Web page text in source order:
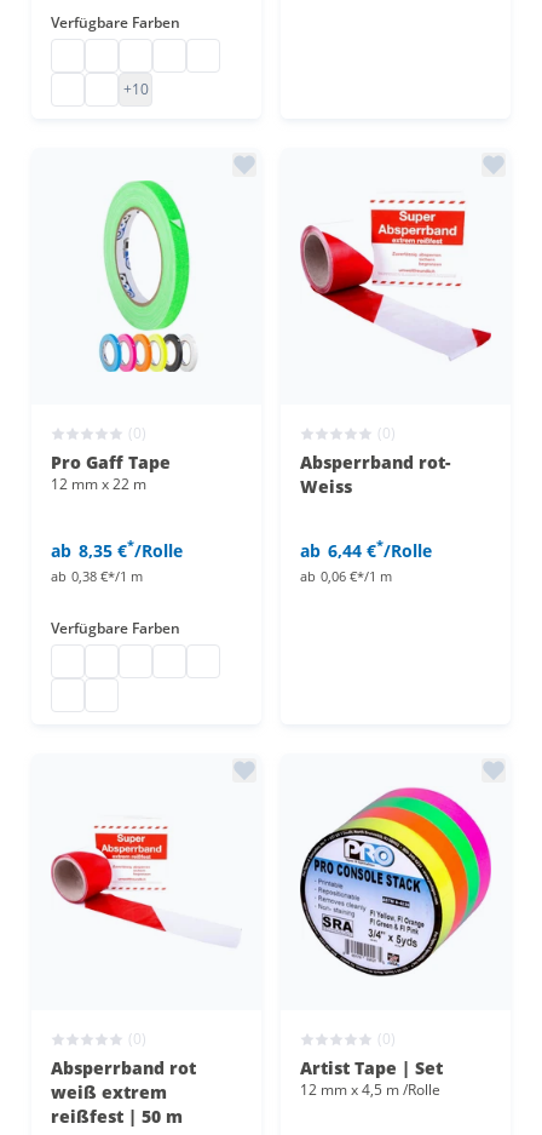
Verfügbare Farben
Gaffa Tape
Gaffa Tape
+10
(0)
Pro Gaff Tape
12 mm x 22 m
ab 8,35 €*/Rolle
ab 0,38 €*/1 m
Verfügbare Farben
(0)
Absperrband rot-
Weiss
ab 6,44 €*/Rolle
ab 0,06 €*/1 m
(0)
Absperrband rot
weiß extrem
reißfest | 50 m
(0)
Artist Tape | Set
12 mm x 4,5 m /Rolle